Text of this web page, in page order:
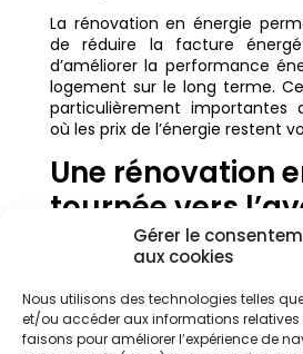
Gérer le
aux cookies
Nous utilisons des technologies telles
et/ou accéder aux informations relatives
faisons pour améliorer l’expérience de
La rénovation en énergie
de réduire la facture
d’améliorer la performance
logement sur le long terme.
particulièrement importantes
où les prix de l’énergie restent
Une rénovation
tournée vers
La rénovation énergétique de
activement à la transition
contribue à l’efficacité
bâtiments, y compris des
Aussi, à l’amélioration